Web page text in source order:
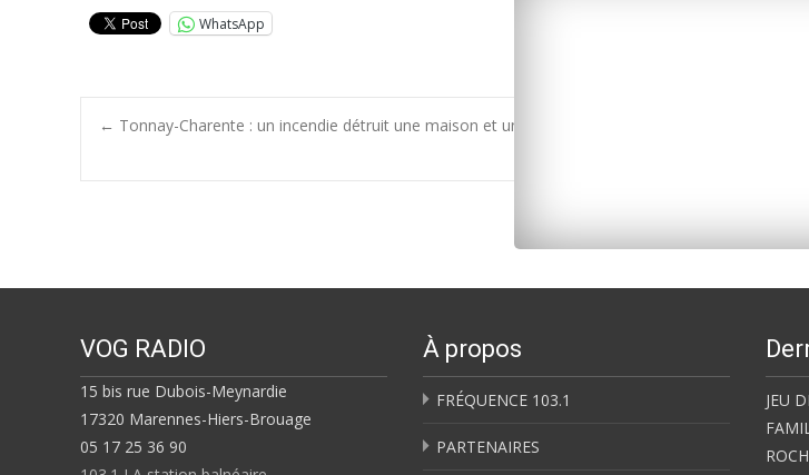
WhatsApp
Post
← Tonnay-Charente : un incendie détruit une maison et un garage
Sud Charente-Maritime : un accident
VOG RADIO
15 bis rue Dubois-Meynardie
17320 Marennes-Hiers-Brouage
05 17 25 36 90
À propos
FRÉQUENCE 103.1
PARTENAIRES
JEU